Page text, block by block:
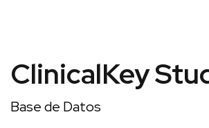
ClinicalKey
Base de Datos